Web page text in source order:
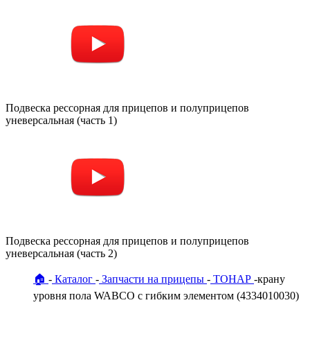
Подвеска рессорная для прицепов и полуприцепов
уневерсальная (часть 1)
Подвеска рессорная для прицепов и полуприцепов
уневерсальная (часть 2)
🏠 Каталог Запчасти на прицепы ТОНАР крану
уровня пола WABCO с гибким элементом (4334010030)